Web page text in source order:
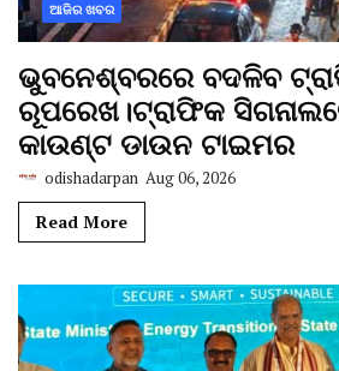
ଆଜିର ଖବର
ଭୁବନେଶ୍ବରରେ ବଦଳିବ
ରୂପରେଖ।ଟ୍ରାଫିକ
କାଉଣ୍ଟ ଡାଉନ ଟାଇମର
odishadarpan Aug 06, 2026
Read More